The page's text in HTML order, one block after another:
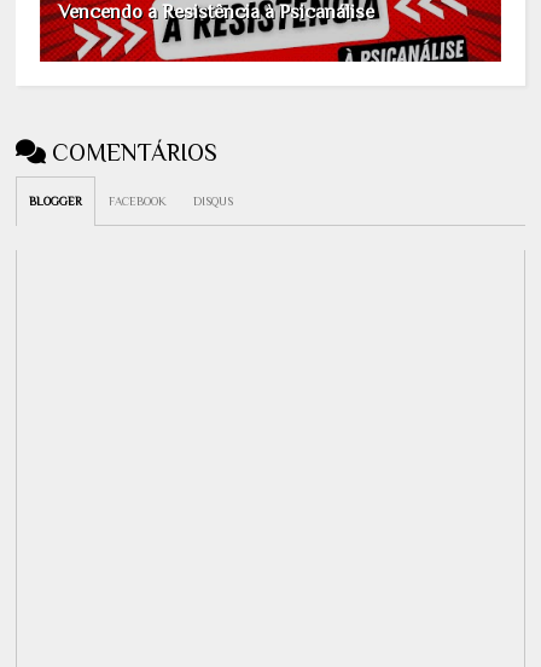
Vencendo a Resistência à Psicanálise
COMENTÁRIOS
BLOGGER FACEBOOK DISQUS